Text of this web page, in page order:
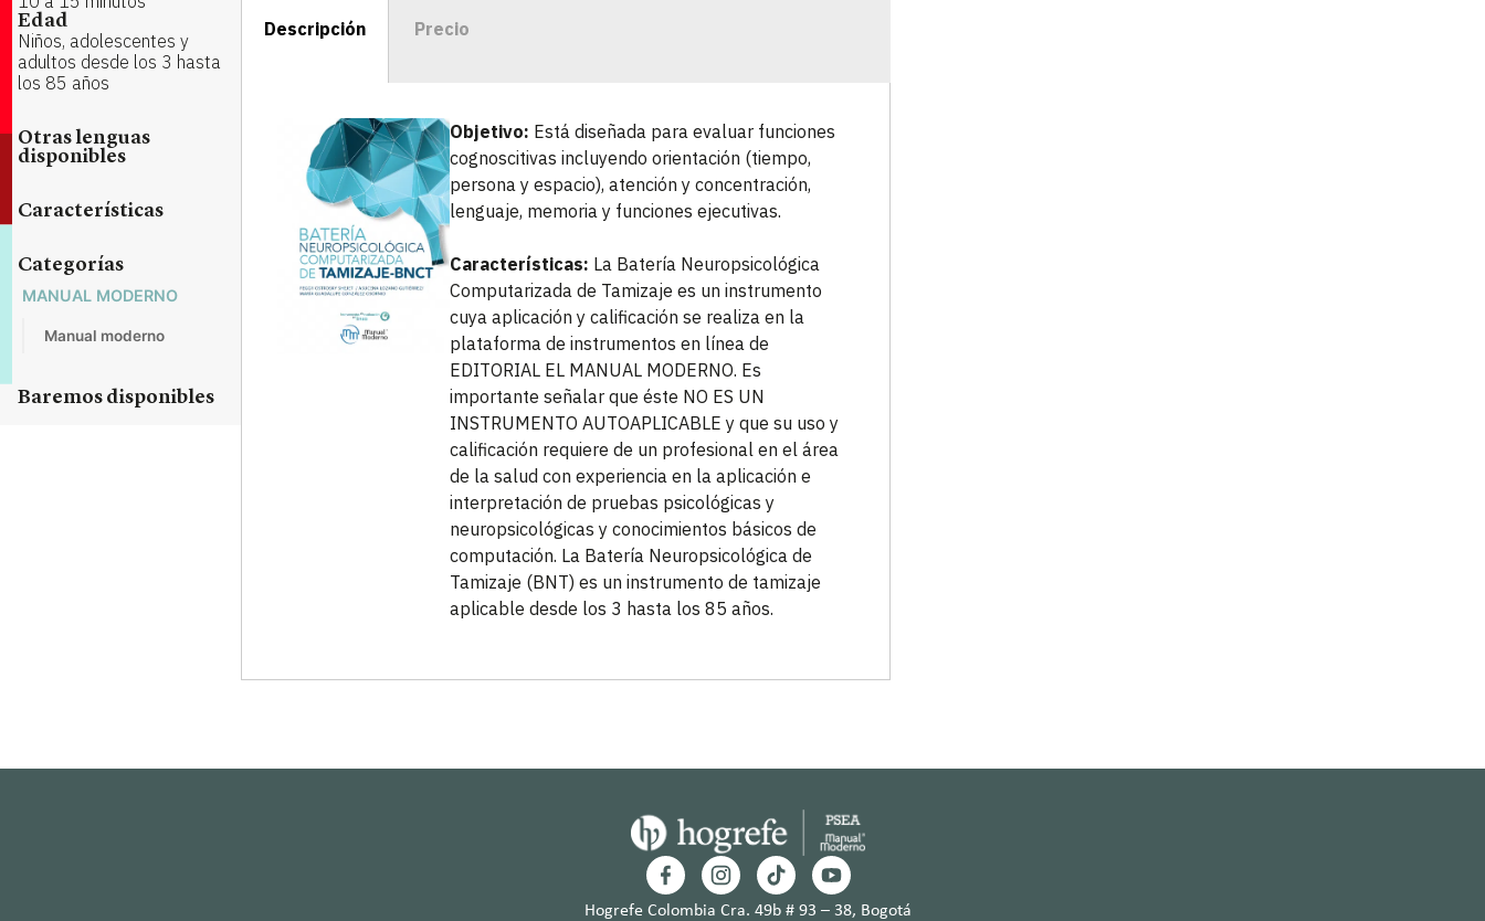
Edad
Niños, adolescentes y
adultos desde los 3 hasta
los 85 años
Otras lenguas
disponibles
Características
Categorías
MANUAL MODERNO
Manual moderno
Baremos disponibles
Descripción Precio
Objetivo: Está diseñada para evaluar funciones
cognoscitivas incluyendo orientación (tiempo,
persona y espacio), atención y concentración,
lenguaje, memoria y funciones ejecutivas.
Características: La Batería Neuropsicológica
Computarizada de Tamizaje es un instrumento
cuya aplicación y calificación se realiza en la
plataforma de instrumentos en línea de
EDITORIAL EL MANUAL MODERNO. Es
importante señalar que éste NO ES UN
INSTRUMENTO AUTOAPLICABLE y que su uso y
calificación requiere de un profesional en el área
de la salud con experiencia en la aplicación e
interpretación de pruebas psicológicas y
neuropsicológicas y conocimientos básicos de
computación. La Batería Neuropsicológica de
Tamizaje (BNT) es un instrumento de tamizaje
aplicable desde los 3 hasta los 85 años.
Hogrefe Colombia Cra. 49b # 93 – 38, Bogotá